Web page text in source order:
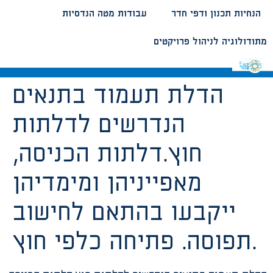
עבודות מטה הנדסיות הנחיות תכנון ודפי חדר
מתודולוגיה לניהול פרויקטים
הדלת תעמוד בתנאים
הנדרשים לדלתות
חוץ.דלתות הכניסה,
מאפייניהן ומימדיהן
ייקבעו בהתאם לחישוב
תפוסה. פתיחה כלפי חוץ.